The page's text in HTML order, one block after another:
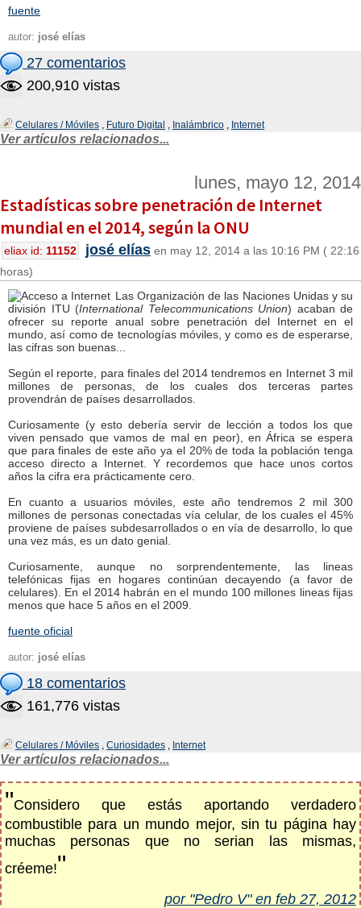
fuente
autor: josé elías
27 comentarios
200,910 vistas
Celulares / Móviles , Futuro Digital , Inalámbrico , Internet
Ver artículos relacionados...
lunes, mayo 12, 2014
Estadísticas sobre penetración de Internet
mundial en el 2014, según la ONU
eliax id: 11152 josé elías en may 12, 2014 a las 10:16 PM ( 22:16
horas)
Las Organización de las Naciones Unidas y su
división ITU (International Telecommunications Union) acaban de
ofrecer su reporte anual sobre penetración del Internet en el
mundo, así como de tecnologías móviles, y como es de esperarse,
las cifras son buenas...
Según el reporte, para finales del 2014 tendremos en Internet 3 mil
millones de personas, de los cuales dos terceras partes
provendrán de países desarrollados.
Curiosamente (y esto debería servir de lección a todos los que
viven pensado que vamos de mal en peor), en África se espera
que para finales de este año ya el 20% de toda la población tenga
acceso directo a Internet. Y recordemos que hace unos cortos
años la cifra era prácticamente cero.
En cuanto a usuarios móviles, este año tendremos 2 mil 300
millones de personas conectadas vía celular, de los cuales el 45%
proviene de países subdesarrollados o en vía de desarrollo, lo que
una vez más, es un dato genial.
Curiosamente, aunque no sorprendentemente, las lineas
telefónicas fijas en hogares continúan decayendo (a favor de
celulares). En el 2014 habrán en el mundo 100 millones lineas fijas
menos que hace 5 años en el 2009.
fuente oficial
autor: josé elías
18 comentarios
161,776 vistas
Celulares / Móviles , Curiosidades , Internet
Ver artículos relacionados...
"Considero que estás aportando verdadero
combustible para un mundo mejor, sin tu página hay
muchas personas que no serian las mismas,
créeme!"
por "Pedro V" en feb 27, 2012